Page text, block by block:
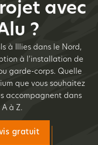
avec
?
à Illies dans le Nord,
à l’installation de
garde-corps. Quelle
que vous souhaitez
accompagnent dans
à Z.
gratuit